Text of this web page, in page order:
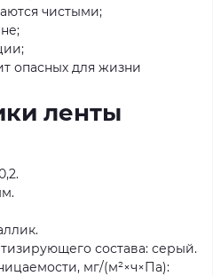
чистыми;
опасных для жизни
ленты
состава: серый.
мг/(м²×ч×Па):